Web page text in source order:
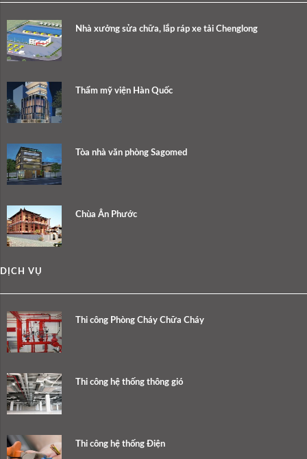
Nhà xưởng sửa chữa, lắp ráp xe tải Chenglong
Thẩm mỹ viện Hàn Quốc
Tòa nhà văn phòng Sagomed
Chùa Ân Phước
DỊCH VỤ
Thi công Phòng Cháy Chữa Cháy
Thi công hệ thống thông gió
Thi công hệ thống Điện